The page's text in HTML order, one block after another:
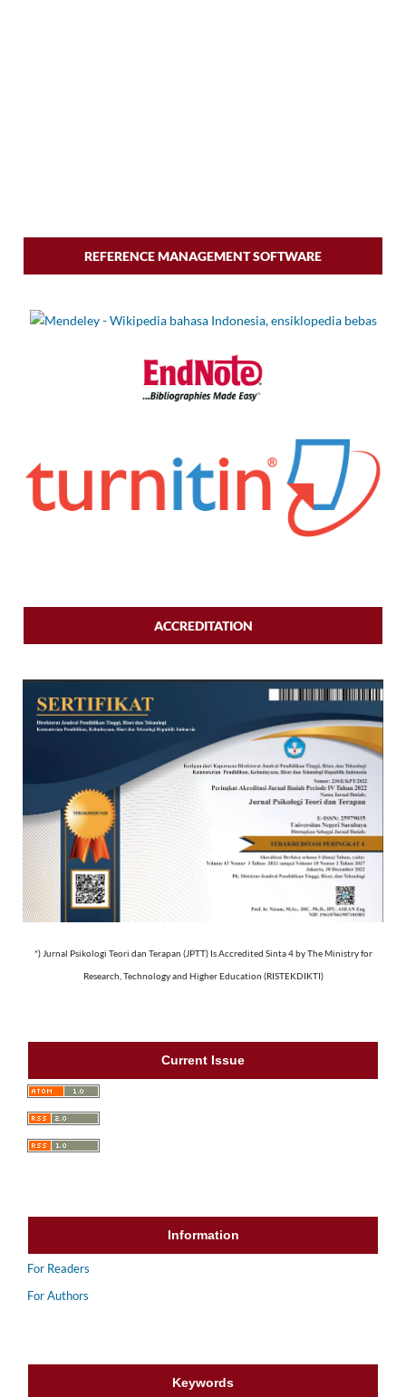
REFERENCE MANAGEMENT SOFTWARE
ACCREDITATION
*) Jurnal Psikologi Teori dan Terapan (JPTT) Is Accredited Sinta 4 by The Ministry for
Research, Technology and Higher Education (RISTEKDIKTI)
Current Issue
Information
For Readers
For Authors
Keywords